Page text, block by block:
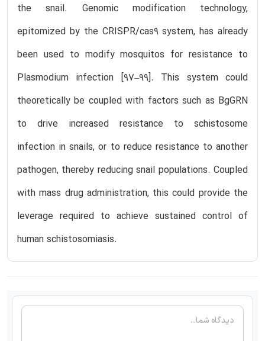
the snail. Genomic modification technology,
epitomized by the CRISPR/cas9 system, has already
been used to modify mosquitos for resistance to
Plasmodium infection [97–99]. This system could
theoretically be coupled with factors such as BgGRN
to drive increased resistance to schistosome
infection in snails, or to reduce resistance to another
pathogen, thereby reducing snail populations. Coupled
with mass drug administration, this could provide the
leverage required to achieve sustained control of
human schistosomiasis.